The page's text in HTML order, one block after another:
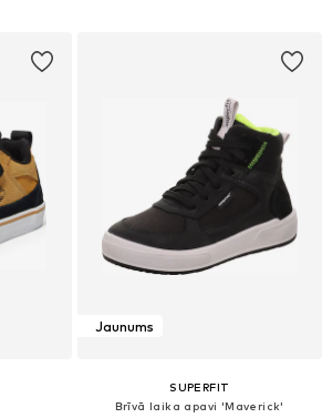
Jaunums
SUPERFIT
Brīvā laika apavi 'Maverick'